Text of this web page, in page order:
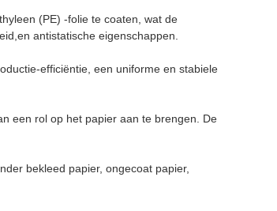
(PE) -folie te coaten, wat de
antistatische eigenschappen.
efficiëntie, een uniforme en stabiele
een rol op het papier aan te brengen. De
bekleed papier, ongecoat papier,